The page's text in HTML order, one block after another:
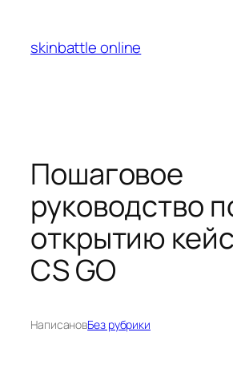
содержимому
skinbattle online
Пошаговое
руководство
открытию
CS GO
НаписановБез рубрики